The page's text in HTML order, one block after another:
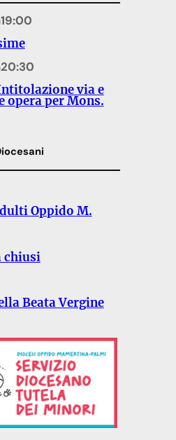
via e
opera per Mons.
Oppido M.
chiusi
Beata Vergine